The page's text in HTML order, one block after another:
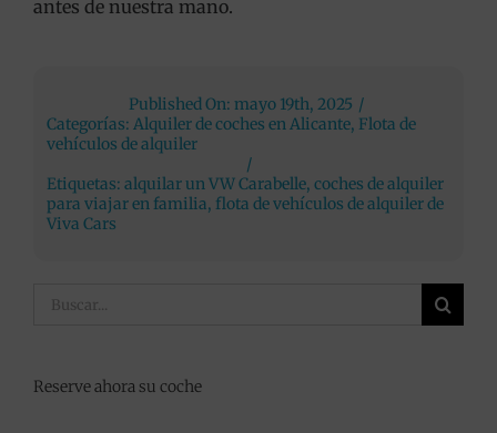
antes de nuestra mano.
Published On: mayo 19th, 2025 /
Categorías: Alquiler de coches en Alicante, Flota de
vehículos de alquiler
/
Etiquetas: alquilar un VW Carabelle, coches de alquiler
para viajar en familia, flota de vehículos de alquiler de
Viva Cars
Buscar:
Reserve ahora su coche